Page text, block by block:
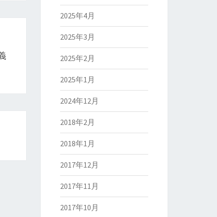
2025年4月
2025年3月
2025年2月
2025年1月
2024年12月
2018年2月
2018年1月
2017年12月
2017年11月
2017年10月